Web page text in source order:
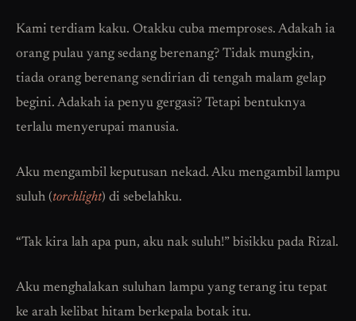
Kami terdiam kaku. Otakku cuba memproses. Adakah ia
orang pulau yang sedang berenang? Tidak mungkin,
tiada orang berenang sendirian di tengah malam gelap
begini. Adakah ia penyu gergasi? Tetapi bentuknya
terlalu menyerupai manusia.
Aku mengambil keputusan nekad. Aku mengambil lampu
suluh (torchlight) di sebelahku.
“Tak kira lah apa pun, aku nak suluh!” bisikku pada Rizal.
Aku menghalakan suluhan lampu yang terang itu tepat
ke arah kelibat hitam berkepala botak itu.